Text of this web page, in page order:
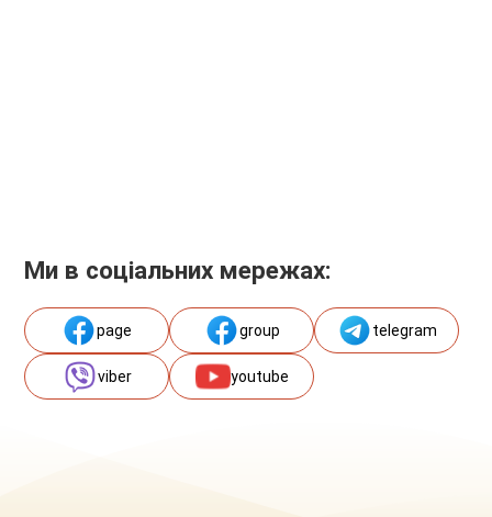
Ми в соціальних мережах:
page group telegram
viber youtube